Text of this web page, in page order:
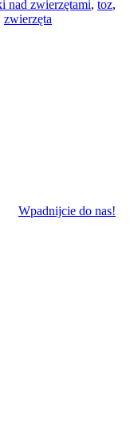
nad zwierzętami, toz,
zwierzęta
Wpadnijcie do nas!